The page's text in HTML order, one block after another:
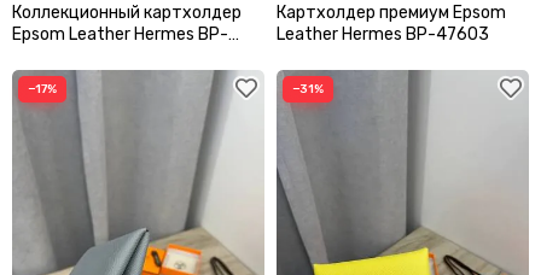
Коллекционный картхолдер
Epsom Leather Hermes BP-
Картхолдер премиум Epsom
Leather Hermes BP-47603
−17% −31%